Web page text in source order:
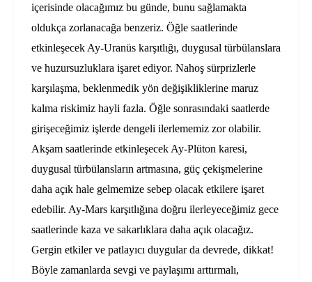
içerisinde olacağımız bu günde, bunu sağlamakta
oldukça zorlanacağa benzeriz. Öğle saatlerinde
etkinleşecek Ay-Uranüs karşıtlığı, duygusal türbülanslara
ve huzursuzluklara işaret ediyor. Nahoş sürprizlerle
karşılaşma, beklenmedik yön değişikliklerine maruz
kalma riskimiz hayli fazla. Öğle sonrasındaki saatlerde
girişeceğimiz işlerde dengeli ilerlememiz zor olabilir.
Akşam saatlerinde etkinleşecek Ay-Plüton karesi,
duygusal türbülansların artmasına, güç çekişmelerine
daha açık hale gelmemize sebep olacak etkilere işaret
edebilir. Ay-Mars karşıtlığına doğru ilerleyeceğimiz gece
saatlerinde kaza ve sakarlıklara daha açık olacağız.
Gergin etkiler ve patlayıcı duygular da devrede, dikkat!
Böyle zamanlarda sevgi ve paylaşımı arttırmalı,